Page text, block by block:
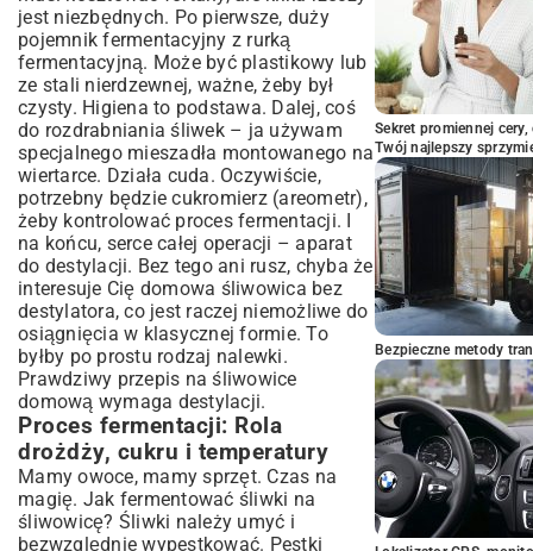
jest niezbędnych. Po pierwsze, duży
pojemnik fermentacyjny z rurką
fermentacyjną. Może być plastikowy lub
ze stali nierdzewnej, ważne, żeby był
czysty. Higiena to podstawa. Dalej, coś
do rozdrabniania śliwek – ja używam
specjalnego mieszadła montowanego na
wiertarce. Działa cuda. Oczywiście,
potrzebny będzie cukromierz (areometr),
żeby kontrolować proces fermentacji. I
na końcu, serce całej operacji – aparat
do destylacji. Bez tego ani rusz, chyba że
interesuje Cię domowa śliwowica bez
destylatora, co jest raczej niemożliwe do
osiągnięcia w klasycznej formie. To
byłby po prostu rodzaj nalewki.
Prawdziwy przepis na śliwowice
domową wymaga destylacji.
Proces fermentacji: Rola
drożdży, cukru i temperatury
Mamy owoce, mamy sprzęt. Czas na
magię. Jak fermentować śliwki na
śliwowicę? Śliwki należy umyć i
bezwzględnie wypestkować. Pestki
Sekret promiennej
Twój najlepszy
Bezpieczne metody